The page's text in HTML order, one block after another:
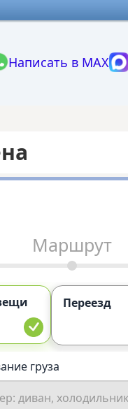
Написать в MAX
Маршрут
Переезд
груза